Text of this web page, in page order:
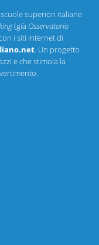
superiori italiane
(già Osservatorio
i siti internet di
. Un progetto
e che stimola la